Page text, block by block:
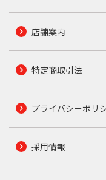
店舗案内
特定商取引法
プライバシーポリ
採用情報